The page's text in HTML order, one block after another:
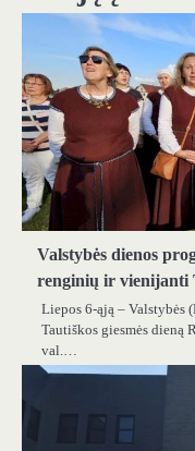
Valstybės dienos
renginių ir vienijanti
Liepos 6-ąją – Valstybės
Tautiškos giesmės dieną
val.…